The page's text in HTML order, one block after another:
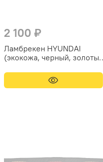
2 100 ₽
Ламбрекен HYUNDAI
(экокожа, черный, золотые